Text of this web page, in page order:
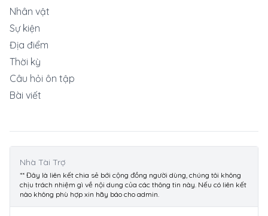
Nhân vật
Sự kiện
Địa điểm
Thời kỳ
Câu hỏi ôn tập
Bài viết
Nhà Tài Trợ
** Đây là liên kết chia sẻ bới cộng đồng người dùng, chúng tôi không
chịu trách nhiệm gì về nội dung của các thông tin này. Nếu có liên kết
nào không phù hợp xin hãy báo cho admin.